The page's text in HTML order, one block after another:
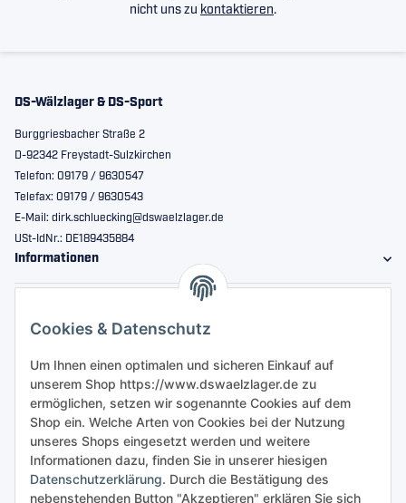
Cookies & Datenschutz
Um Ihnen einen optimalen und sicheren Einkauf auf
unserem Shop https://www.dswaelzlager.de zu
ermöglichen, setzen wir sogenannte Cookies auf dem
Shop ein. Welche Arten von Cookies bei der Nutzung
unseres Shops eingesetzt werden und weitere
Informationen dazu, finden Sie in unserer hiesigen
Datenschutzerklärung. Durch die Bestätigung des
nebenstehenden Button "Akzeptieren" erklären Sie sich
nicht uns zu kontaktieren.
DS-Wälzlager & DS-Sport
Burggriesbacher Straße 2
D-92342 Freystadt-Sulzkirchen
Telefon: 09179 / 9630547
Telefax: 09179 / 9630543
E-Mail: dirk.schluecking@dswaelzlager.de
USt-IdNr.: DE189435884
Informationen